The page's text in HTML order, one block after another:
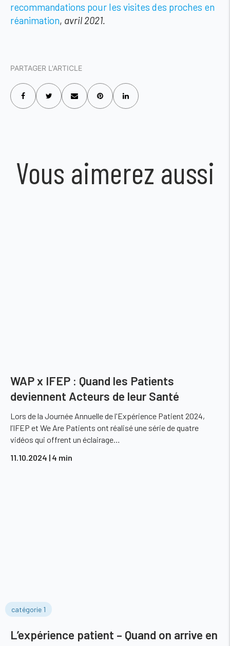
recommandations pour les visites des proches en
réanimation, avril 2021.
PARTAGER L'ARTICLE
Vous aimerez aussi
WAP x IFEP : Quand les Patients
deviennent Acteurs de leur Santé
Lors de la Journée Annuelle de l'Expérience Patient 2024,
l’IFEP et We Are Patients ont réalisé une série de quatre
vidéos qui offrent un éclairage…
11.10.2024 | 4 min
catégorie 1
L’expérience patient – Quand on arrive en